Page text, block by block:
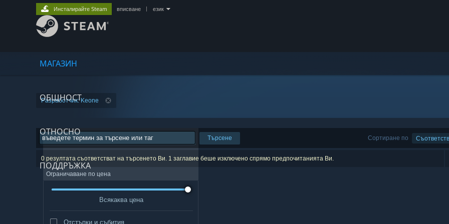
МАГАЗИН
ОБЩНОСТ
ОТНОСНО
ПОДДРЪЖКА
Инсталирайте Steam вписване език
Разработчик: Keone
Сортиране по
Търсене
0 резултата съответстват на търсенето Ви. 1 заглавие беше изключено спрямо предпочитанията Ви.
Ограничаване по цена
Всякаква цена
Отстъпки и събития